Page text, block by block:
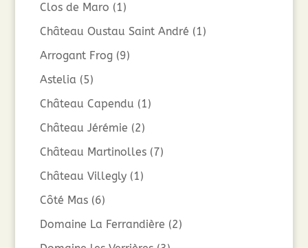
Clos de Maro (1)
Château Oustau Saint André (1)
Arrogant Frog (9)
Astelia (5)
Château Capendu (1)
Château Jérémie (2)
Château Martinolles (7)
Château Villegly (1)
Côté Mas (6)
Domaine La Ferrandière (2)